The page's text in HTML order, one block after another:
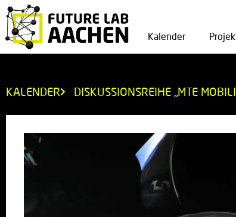
Kalender
KALENDER DISKUSSIONSREIHE „MTE